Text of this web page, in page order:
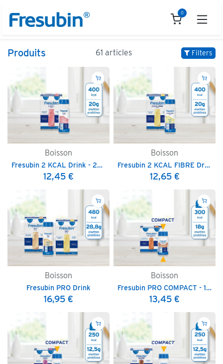
0
Produits 61 articles Filters
Boisson
Fresubin 2 KCAL Drink - 200 ml
12,45 €
Boisson
Fresubin 2 KCAL FIBRE Drink - 200 ml
12,65€
Boisson
Fresubin PRO Drink
16,95 €
Boisson
Fresubin PRO COMPACT - 125 ml
13,45 €